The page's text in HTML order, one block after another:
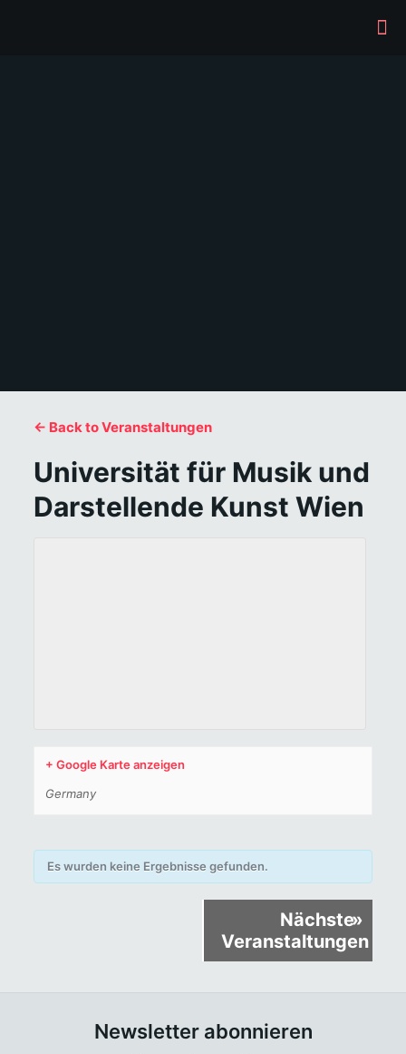
← Back to Veranstaltungen
Universität für Musik und
Darstellende Kunst Wien
+ Google Karte anzeigen
Germany
Es wurden keine Ergebnisse gefunden.
Nächste
Veranstaltungen
»
Newsletter abonnieren